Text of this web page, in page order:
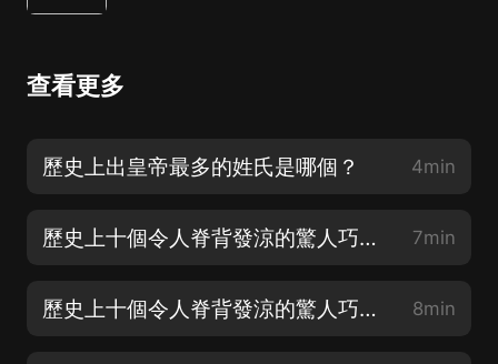
查看更多
歷史上出皇帝最多的姓氏是哪個？ 4min
歷史上十個令人脊背發涼的驚人巧合（下） 7min
歷史上十個令人脊背發涼的驚人巧合（上） 8min